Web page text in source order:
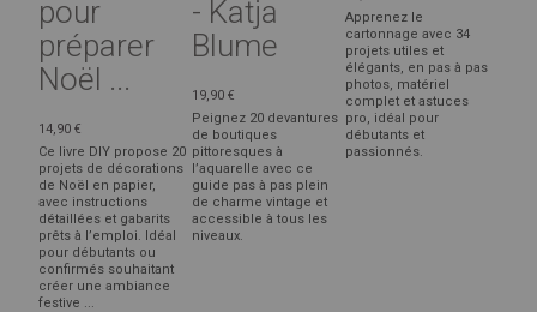
pour
préparer
Noël ...
14,90 €
Ce livre DIY propose 20
projets de décorations
de Noël en papier,
avec instructions
détaillées et gabarits
prêts à l’emploi. Idéal
pour débutants ou
confirmés souhaitant
créer une ambiance
festive ...
- Katja
Blume
19,90 €
Peignez 20 devantures
de boutiques
pittoresques à
l’aquarelle avec ce
guide pas à pas plein
de charme vintage et
accessible à tous les
niveaux.
Apprenez le
cartonnage avec 34
projets utiles et
élégants, en pas à pas
photos, matériel
complet et astuces
pro, idéal pour
débutants et
passionnés.